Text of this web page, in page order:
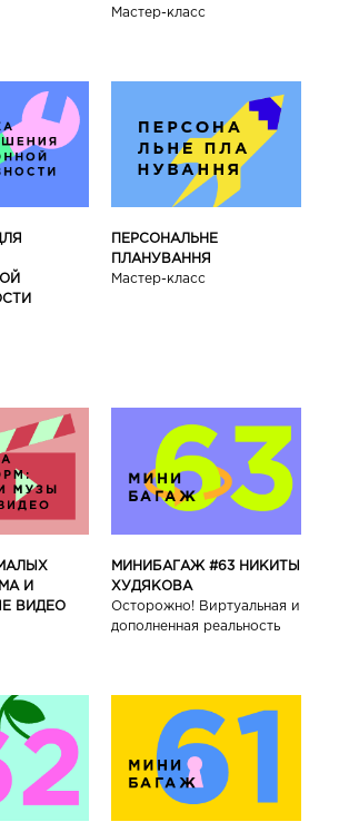
Мастер-класс
ПЕРСОНАЛЬНЕ
ПЛАНУВАННЯ
Мастер-класс
И
ВИДЕО
МИНИБАГАЖ #63 НИКИТЫ
ХУДЯКОВА
Осторожно! Виртуальная и
дополненная реальность